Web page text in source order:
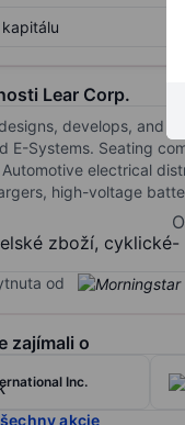
Lear Corp.
develops, and
E-Systems. Seating
electrical
high-voltage
zboží, cyklické-
od
zajímali o
Inc.
akcie